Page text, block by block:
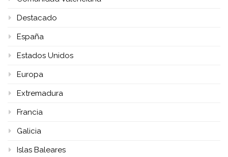
Destacado
España
Estados Unidos
Europa
Extremadura
Francia
Galicia
Islas Baleares